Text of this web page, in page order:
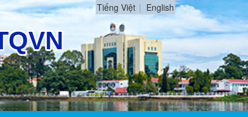
Tiếng Việt English